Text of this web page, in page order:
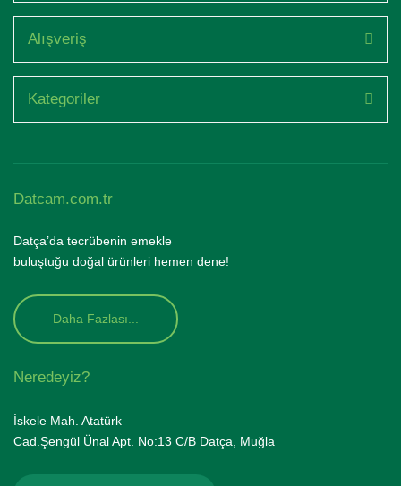
Alışveriş
Kategoriler
Datcam.com.tr
Datça’da tecrübenin emekle
buluştuğu doğal ürünleri hemen dene!
Daha Fazlası...
Neredeyiz?
İskele Mah. Atatürk
Cad.Şengül Ünal Apt. No:13 C/B Datça, Muğla